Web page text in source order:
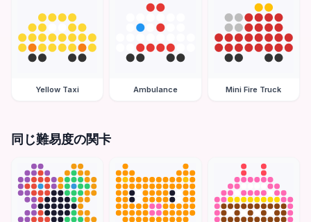
Yellow Taxi Ambulance Mini Fire Truck
同じ難易度の関卡